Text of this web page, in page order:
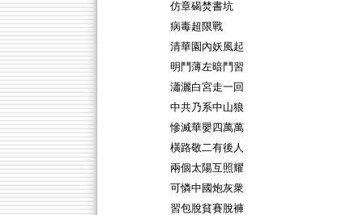
仿章碣焚書坑
病毒超限戰
清華園內妖風起
明鬥薄左暗鬥習
瀟灑白宮走一回
中共乃系中山狼
慘滅華嬰四萬萬
橫路敬二有後人
兩個太陽互照耀
可憐中國炮灰衆
習包脫貧賽脫褲